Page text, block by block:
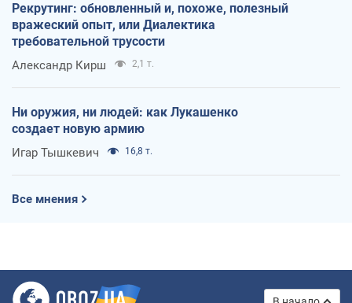
Рекрутинг: обновленный и, похоже, полезный
вражеский опыт, или Диалектика
требовательной трусости
Александр Кирш 2,1 т.
Ни оружия, ни людей: как Лукашенко
создает новую армию
Игар Тышкевич 16,8 т.
Все мнения